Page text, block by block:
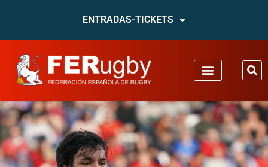
ENTRADAS-TICKETS